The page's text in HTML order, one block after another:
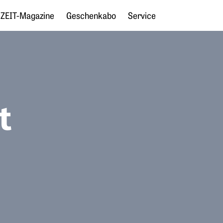
ZEIT-Magazine Geschenkabo Service